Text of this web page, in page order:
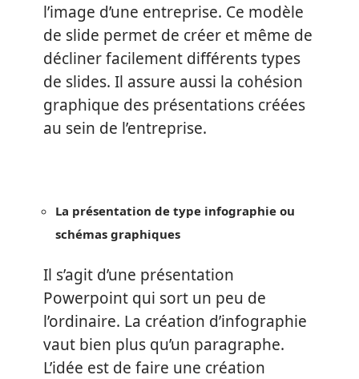
l’image d’une entreprise. Ce modèle
de slide permet de créer et même de
décliner facilement différents types
de slides. Il assure aussi la cohésion
graphique des présentations créées
au sein de l’entreprise.
La présentation de type infographie ou
schémas graphiques
Il s’agit d’une présentation
Powerpoint qui sort un peu de
l’ordinaire. La création d’infographie
vaut bien plus qu’un paragraphe.
L’idée est de faire une création